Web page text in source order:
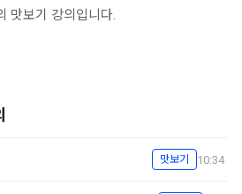
맛보기 강의입니다.
맛보기 10:34